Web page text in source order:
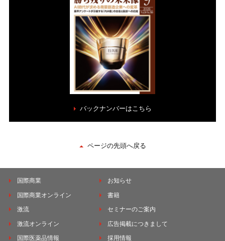
バックナンバーはこちら
ページの先頭へ戻る
国際商業
国際商業オンライン
激流
激流オンライン
国際医薬品情報
お知らせ
書籍
セミナーのご案内
広告掲載につきまして
採用情報